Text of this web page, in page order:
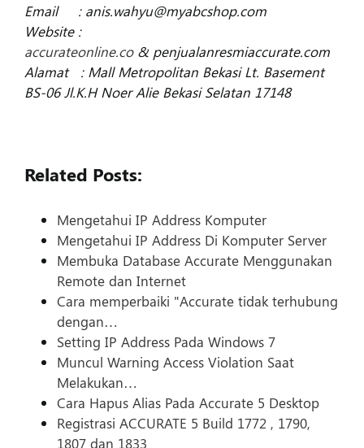
Email : anis.wahyu@myabcshop.com
Website :
accurateonline.co& penjualanresmiaccurate.com
Alamat : Mall Metropolitan Bekasi Lt. Basement
BS-06 Jl.K.H Noer Alie Bekasi Selatan 17148
Related Posts:
Mengetahui IP Address Komputer
Mengetahui IP Address Di Komputer Server
Membuka Database Accurate Menggunakan
Remote dan Internet
Cara memperbaiki "Accurate tidak terhubung
dengan…
Setting IP Address Pada Windows 7
Muncul Warning Access Violation Saat
Melakukan…
Cara Hapus Alias Pada Accurate 5 Desktop
Registrasi ACCURATE 5 Build 1772 , 1790,
1807 dan 1833